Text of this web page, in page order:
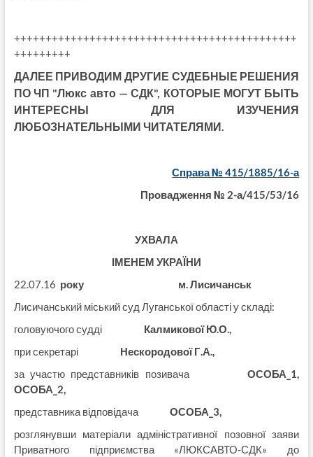
+++++++++++++++++++++++++++++++++++++++++++++
+++++++++
ДАЛЕЕ ПРИВОДИМ ДРУГИЕ СУДЕБНЫЕ РЕШЕНИЯ
ПО ЧП "Люкс авто — СДК", КОТОРЫЕ МОГУТ БЫТЬ
ИНТЕРЕСНЫ ДЛЯ ИЗУЧЕНИЯ
ЛЮБОЗНАТЕЛЬНЫМИ ЧИТАТЕЛЯМИ.
Справа № 415/1885/16-а
Провадження № 2-а/415/53/16
УХВАЛА
ІМЕНЕМ УКРАЇНИ
22.07.16 року м. Лисичанськ
Лисичанський міський суд Луганської області у складі:
головуючого судді Калмикової Ю.О.,
при секретарі Нескородової Г.А.,
за участю представників позивачаОСОБА_1,
ОСОБА_2,
представника відповідачаОСОБА_3,
розглянувши матеріали адміністративної позовної заяви
Приватного підприємства «ЛЮКСАВТО-СДК» до